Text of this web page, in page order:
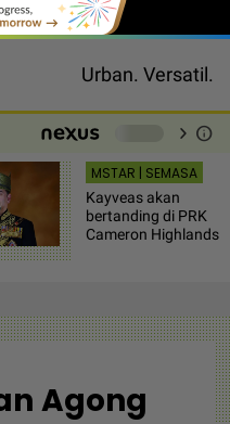
Urban. Versatil.
chevron_right info
MSTAR | SEMASA
Kayveas akan
bertanding di PRK
Cameron Highlands
Agong